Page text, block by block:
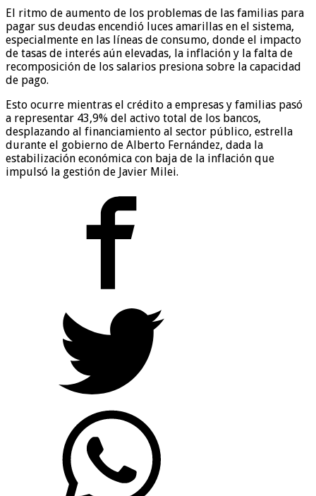
El ritmo de aumento de los problemas de las familias para
pagar sus deudas encendió luces amarillas en el sistema,
especialmente en las líneas de consumo, donde el impacto
de tasas de interés aún elevadas, la inflación y la falta de
recomposición de los salarios presiona sobre la capacidad
de pago.
Esto ocurre mientras el crédito a empresas y familias pasó
a representar 43,9% del activo total de los bancos,
desplazando al financiamiento al sector público, estrella
durante el gobierno de Alberto Fernández, dada la
estabilización económica con baja de la inflación que
impulsó la gestión de Javier Milei.